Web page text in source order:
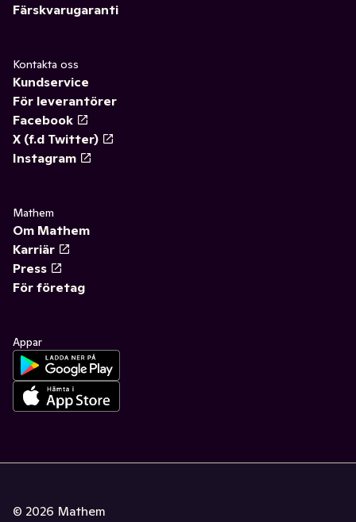
Färskvarugaranti
Kontakta oss
Kundservice
För leverantörer
Facebook
X (f.d Twitter)
Instagram
Mathem
Om Mathem
Karriär
Press
För företag
Appar
© 2026 Mathem